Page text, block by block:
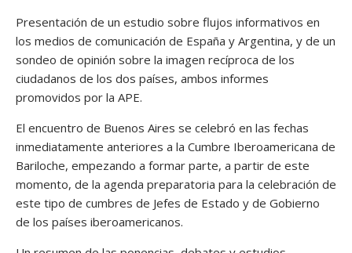
Presentación de un estudio sobre flujos informativos en
los medios de comunicación de España y Argentina, y de un
sondeo de opinión sobre la imagen recíproca de los
ciudadanos de los dos países, ambos informes
promovidos por la APE.
El encuentro de Buenos Aires se celebró en las fechas
inmediatamente anteriores a la Cumbre Iberoamericana de
Bariloche, empezando a formar parte, a partir de este
momento, de la agenda preparatoria para la celebración de
este tipo de cumbres de Jefes de Estado y de Gobierno
de los países iberoamericanos.